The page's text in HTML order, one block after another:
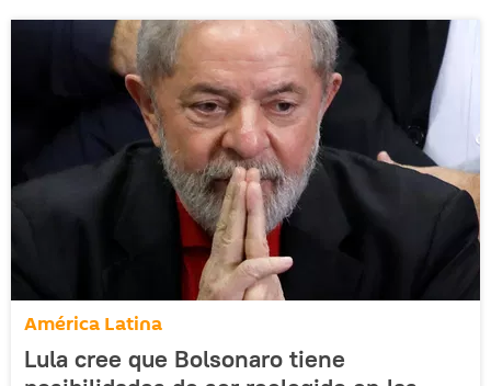
América Latina
Lula cree que Bolsonaro tiene